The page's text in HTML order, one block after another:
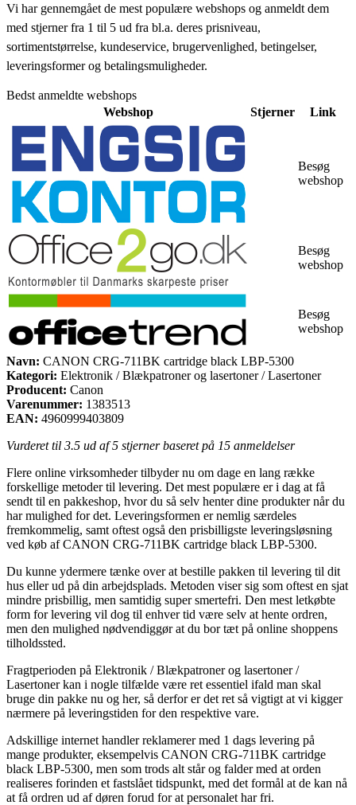
Vi har gennemgået de mest populære webshops og anmeldt dem
med stjerner fra 1 til 5 ud fra bl.a. deres prisniveau,
sortimentstørrelse, kundeservice, brugervenlighed, betingelser,
leveringsformer og betalingsmuligheder.
Bedst anmeldte webshops
Webshop
Stjerner Link
Besøg
webshop
Besøg
webshop
Besøg
webshop
Navn: CANON CRG-711BK cartridge black LBP-5300
Kategori: Elektronik / Blækpatroner og lasertoner / Lasertoner
Producent: Canon
Varenummer: 1383513
EAN: 4960999403809
Vurderet til 3.5 ud af 5 stjerner baseret på 15 anmeldelser
Flere online virksomheder tilbyder nu om dage en lang række
forskellige metoder til levering. Det mest populære er i dag at få
sendt til en pakkeshop, hvor du så selv henter dine produkter når du
har mulighed for det. Leveringsformen er nemlig særdeles
fremkommelig, samt oftest også den prisbilligste leveringsløsning
ved køb af CANON CRG-711BK cartridge black LBP-5300.
Du kunne ydermere tænke over at bestille pakken til levering til dit
hus eller ud på din arbejdsplads. Metoden viser sig som oftest en sjat
mindre prisbillig, men samtidig super smertefri. Den mest letkøbte
form for levering vil dog til enhver tid være selv at hente ordren,
men den mulighed nødvendiggør at du bor tæt på online shoppens
tilholdssted.
Fragtperioden på Elektronik / Blækpatroner og lasertoner /
Lasertoner kan i nogle tilfælde være ret essentiel ifald man skal
bruge din pakke nu og her, så derfor er det ret så vigtigt at vi kigger
nærmere på leveringstiden for den respektive vare.
Adskillige internet handler reklamerer med 1 dags levering på
mange produkter, eksempelvis CANON CRG-711BK cartridge
black LBP-5300, men som trods alt står og falder med at orden
realiseres forinden et fastslået tidspunkt, med det formål at de kan nå
at få ordren ud af døren forud for at personalet har fri.